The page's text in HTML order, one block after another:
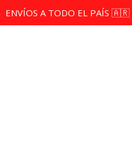
ENVÍOS A TODO EL PAÍS 🇦🇷